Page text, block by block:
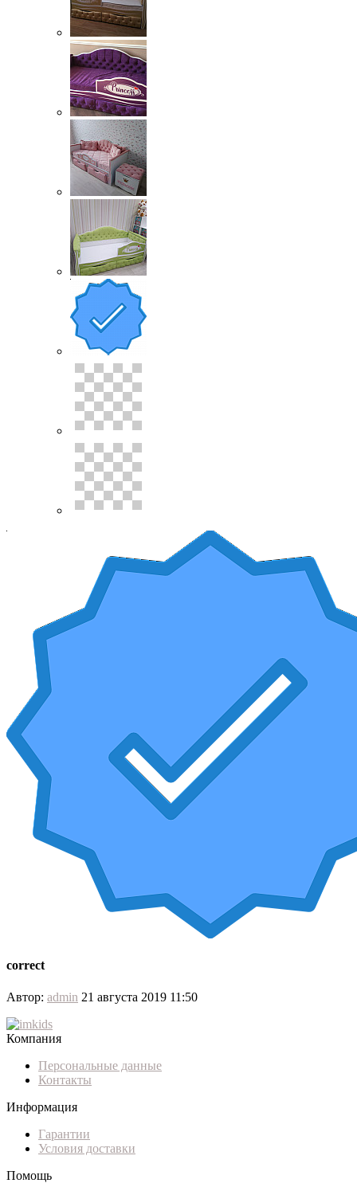
correct
Автор: admin 21 августа 2019 11:50
Компания
Персональные данные
Контакты
Информация
Гарантии
Условия доставки
Помощь